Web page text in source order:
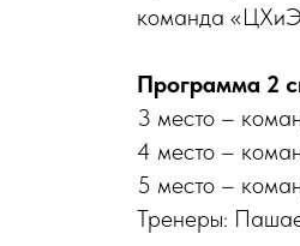
команда
Программа 2
3 место –
4 место –
5 место –
Тренеры: